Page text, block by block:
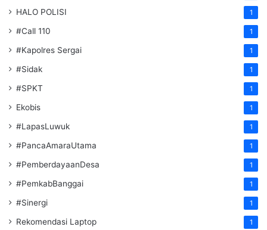
HALO POLISI 1
#Call 110 1
#Kapolres Sergai 1
#Sidak 1
#SPKT 1
Ekobis 1
#LapasLuwuk 1
#PancaAmaraUtama 1
#PemberdayaanDesa 1
#PemkabBanggai 1
#Sinergi 1
Rekomendasi Laptop 1